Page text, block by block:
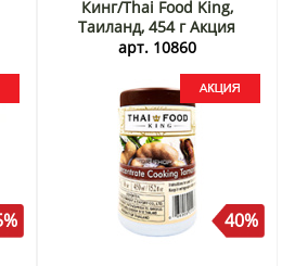
Кинг/Thai Food King,
Таиланд, 454 г Акция
арт. 10860
40%